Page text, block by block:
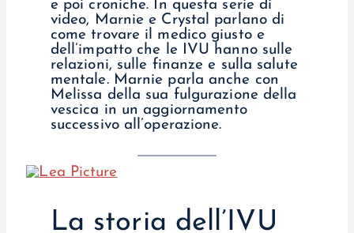
e poi croniche. In questa serie di
video, Marnie e Crystal parlano di
come trovare il medico giusto e
dell’impatto che le IVU hanno sulle
relazioni, sulle finanze e sulla salute
mentale. Marnie parla anche con
Melissa della sua fulgurazione della
vescica in un aggiornamento
successivo all’operazione.
La storia dell’IVU